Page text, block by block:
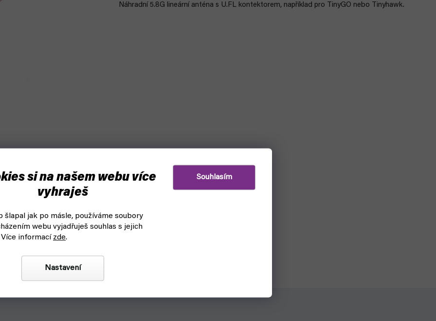
si na našem webu více
vyhraješ
šlapal jak po másle, používáme soubory
webu vyjadřuješ souhlas s jejich
informací zde.
Nastavení
Souhlasím
Náhradní 5.8G lineární anténa s U.FL kontektorem, například pro TinyGO nebo Tinyhawk.